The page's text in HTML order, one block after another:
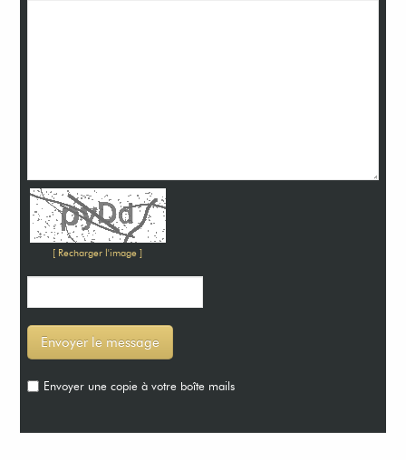
[ Recharger l'image ]
Envoyer une copie à votre boîte mails